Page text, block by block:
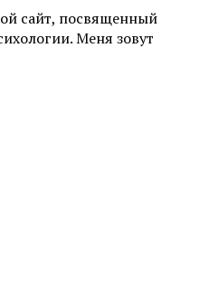
сайт, посвященный
Меня зовут